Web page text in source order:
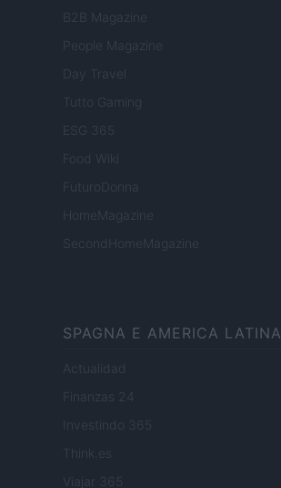
B2B Magazine
People Magazine
Day Travel
Tutto Gaming
ESG 365
Food Wiki
FuturoDonna
HomeMagazine
SecondHomeMagazine
SPAGNA E AMERICA LATINA
Actualidad
Finanzas 24
Investindo 365
Think.es
Viajar 365